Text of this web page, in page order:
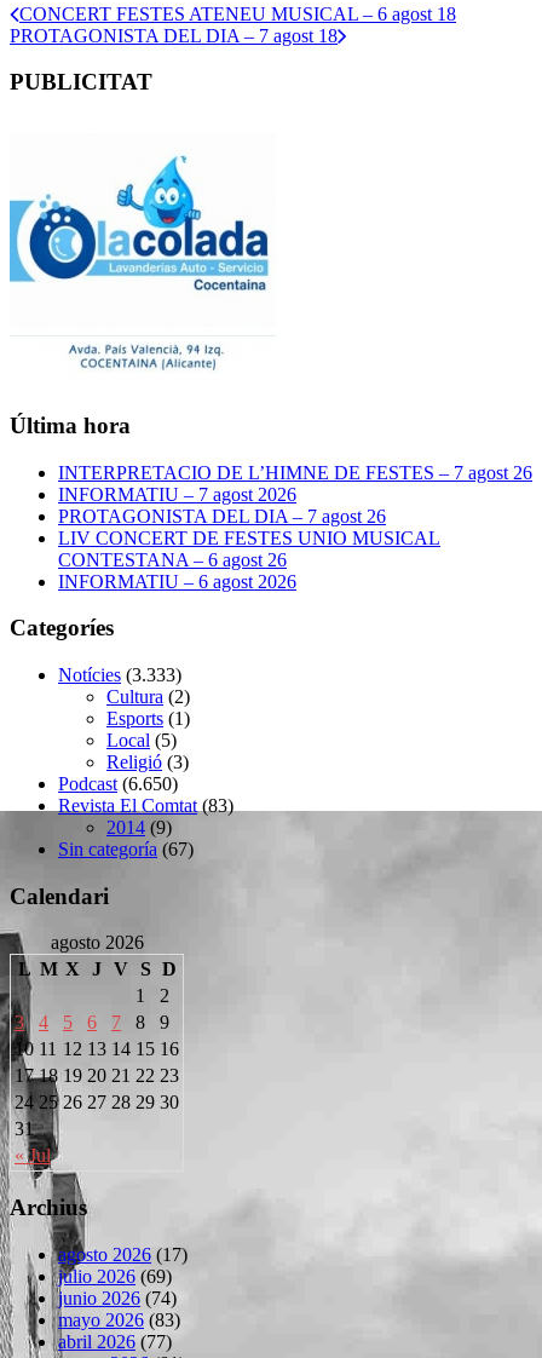
CONCERT FESTES ATENEU MUSICAL – 6 agost 18
PROTAGONISTA DEL DIA – 7 agost 18
PUBLICITAT
Última hora
INTERPRETACIO DE L’HIMNE DE FESTES – 7 agost 26
INFORMATIU – 7 agost 2026
PROTAGONISTA DEL DIA – 7 agost 26
LIV CONCERT DE FESTES UNIO MUSICAL
CONTESTANA – 6 agost 26
INFORMATIU – 6 agost 2026
Categoríes
Notícies (3.333)
Cultura (2)
Esports (1)
Local (5)
Religió (3)
Podcast (6.650)
Revista El Comtat (83)
2014 (9)
Sin categoría (67)
Calendari
agosto 2026
L M X J V S D
« Jul
1
2
3
4 5 6 7 8
9
10 11 12 13 14 15 16
17 18 19 20 21 22 23
24 25 26 27 28 29 30
31
Archius
agosto 2026 (17)
julio 2026 (69)
junio 2026 (74)
mayo 2026 (83)
abril 2026 (77)